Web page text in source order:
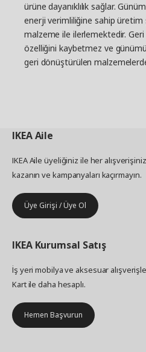
ürüne dayanıklılık sağlar.
enerji verimliliğine sahip üretim
malzeme ile ilerlemektedir.
özelliğini kaybetmez ve
geri dönüştürülen
IKEAAile
IKEA Aile üyeliğiniz ile her
kazanın ve kampanyaları kaçırmayın.
Üye Girişi / Üye Ol
IKEA Kurumsal Satış
İş yeri mobilya ve aksesuar
Kart ile daha hesaplı.
Hemen Başvurun